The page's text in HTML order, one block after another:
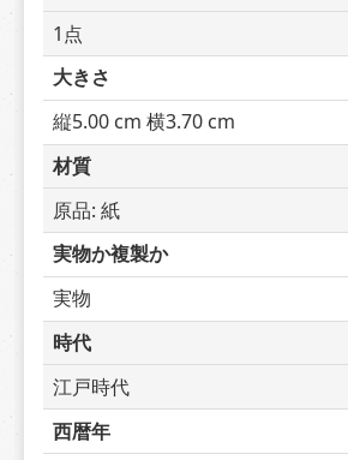
1点
大きさ
縦5.00 cm 横3.70 cm
材質
原品: 紙
実物か複製か
実物
時代
江戸時代
西暦年